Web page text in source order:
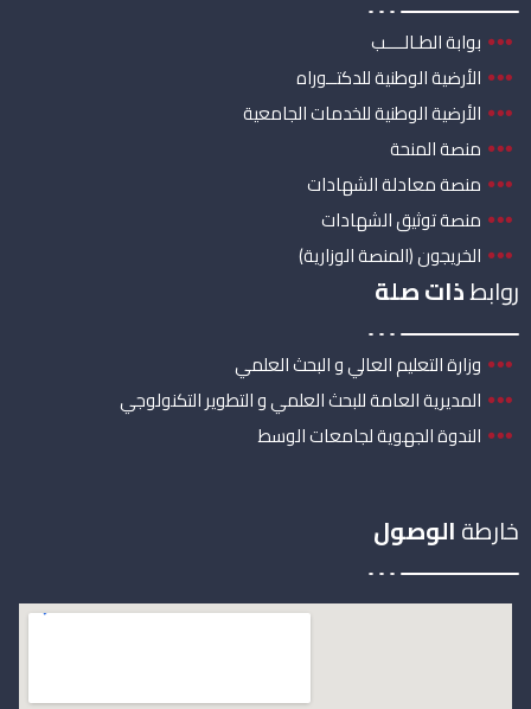
بوابة الطـالــــب
الأرضية الوطنية للدكتــوراه
الأرضية الوطنية للخدمات الجامعية
منصة المنحة
منصة معادلة الشهادات
منصة توثيق الشهادات
الخريجون (المنصة الوزارية)
روابطذات صلة
وزارة التعليم العالي و البحث العلمي
المديرية العامة للبحث العلمي و التطوير التكنولوجي
الندوة الجهوية لجامعات الوسط
خارطةالوصول